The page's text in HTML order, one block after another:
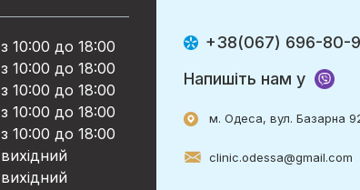
з 10:00 до 18:00
з 10:00 до 18:00
з 10:00 до 18:00
з 10:00 до 18:00
з 10:00 до 18:00
вихідний
вихідний
+38(067) 696-80-
Напишіть нам у
м. Одеса, вул. Базарна
clinic.odessa@gmail.com